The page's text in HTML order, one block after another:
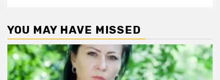
YOU MAY HAVE MISSED